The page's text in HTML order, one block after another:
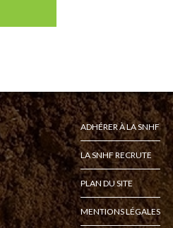
ADHÉRER À LA SNHF
LA SNHF RECRUTE
PLAN DU SITE
MENTIONS LÉGALES